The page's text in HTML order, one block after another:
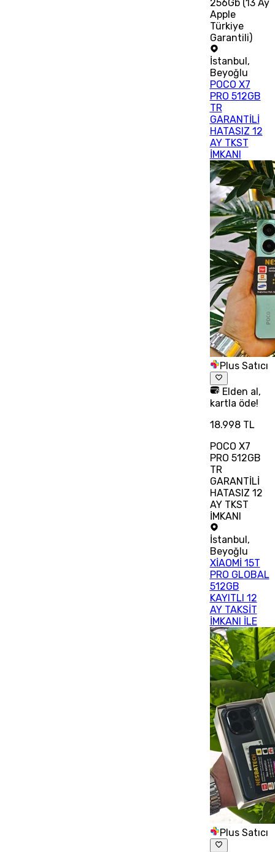
256Gb (13 Ay
Apple
Türkiye
Garantili)
İstanbul,
Beyoğlu
POCO X7
PRO 512GB
TR
GARANTİLİ
HATASIZ 12
AY TKST
İMKANI
Plus Satıcı
Elden al,
kartla öde!
18.998 TL
POCO X7
PRO 512GB
TR
GARANTİLİ
HATASIZ 12
AY TKST
İMKANI
İstanbul ,
Beyoğlu
XİAOMİ 15T
PRO GLOBAL
512GB
KAYITLI 12
AY TAKSİT
İMKANI İLE
Plus Satıcı